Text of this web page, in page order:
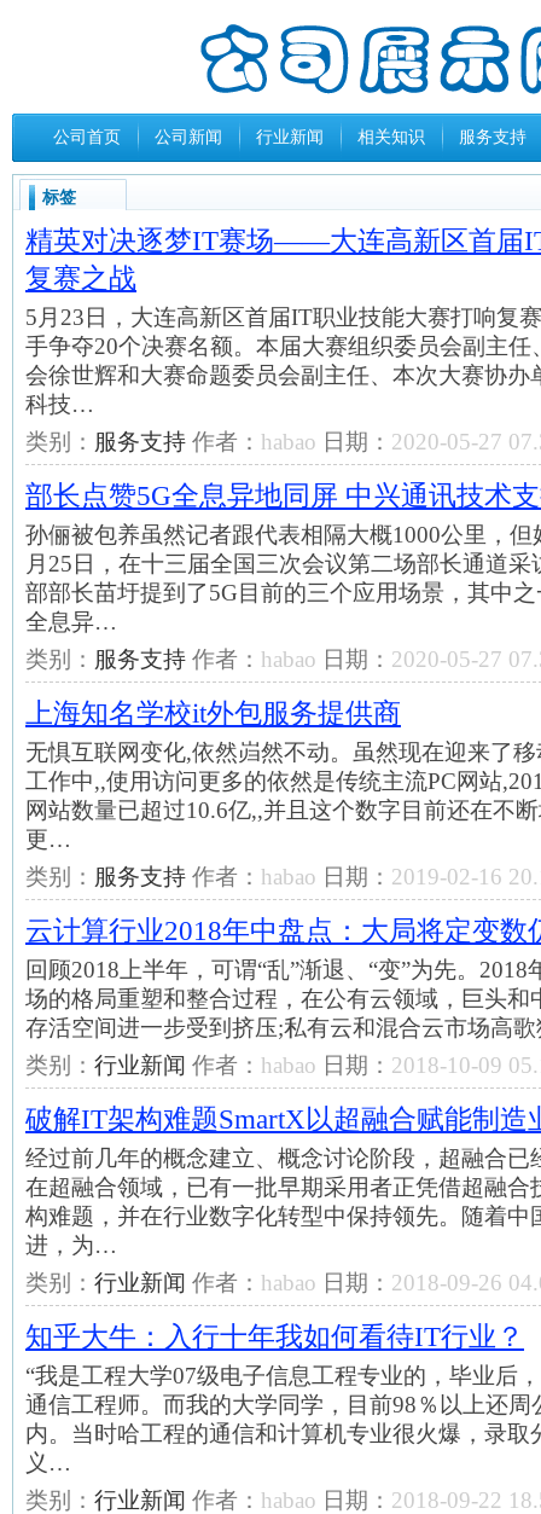
公司首页 公司新闻 行业新闻 相关知识 服务支持
标签
精英对决逐梦IT赛场——大连高新区首届
复赛之战
5月23日，大连高新区首届IT职业技能大赛打响复
手争夺20个决赛名额。本届大赛组织委员会副主
会徐世辉和大赛命题委员会副主任、本次大赛协办
科技…
类别： 服务支持 作者： habao 日期： 2020-05-27
部长点赞5G全息异地同屏 中兴通讯技术
孙俪被包养虽然记者跟代表相隔大概1000公里，
月25日，在十三届全国三次会议第二场部长通道
部部长苗圩提到了5G目前的三个应用场景，其中
全息异…
类别： 服务支持 作者： habao 日期： 2020-05-27
上海知名学校it外包服务提供商
无惧互联网变化,依然岿然不动。虽然现在迎来了
工作中,,使用访问更多的依然是传统主流PC网站
网站数量已超过10.6亿,,并且这个数字目前还在不
更…
类别： 服务支持 作者： habao 日期： 2019-02-16
云计算行业2018年中盘点：大局将定变数
回顾2018上半年，可谓“乱”渐退、“变”为先。
场的格局重塑和整合过程，在公有云领域，巨头和
存活空间进一步受到挤压;私有云和混合云市场高
类别： 行业新闻 作者： habao 日期： 2018-10-09
破解IT架构难题SmartX以超融合赋能制造
经过前几年的概念建立、概念讨论阶段，超融合已
在超融合领域，已有一批早期采用者正凭借超融
构难题，并在行业数字化转型中保持领先。随着中
进，为…
类别： 行业新闻 作者： habao 日期： 2018-09-26
知乎大牛：入行十年我如何看待IT行业？
“我是工程大学07级电子信息工程专业的，毕业后
通信工程师。而我的大学同学，目前98％以上还
内。当时哈工程的通信和计算机专业很火爆，录取
义…
类别： 行业新闻 作者： habao 日期： 2018-09-22